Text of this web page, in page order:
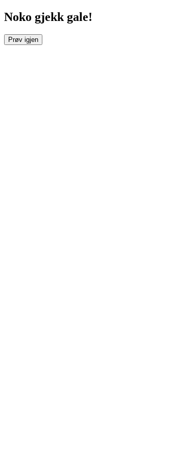
Noko gjekk gale!
Prøv igjen